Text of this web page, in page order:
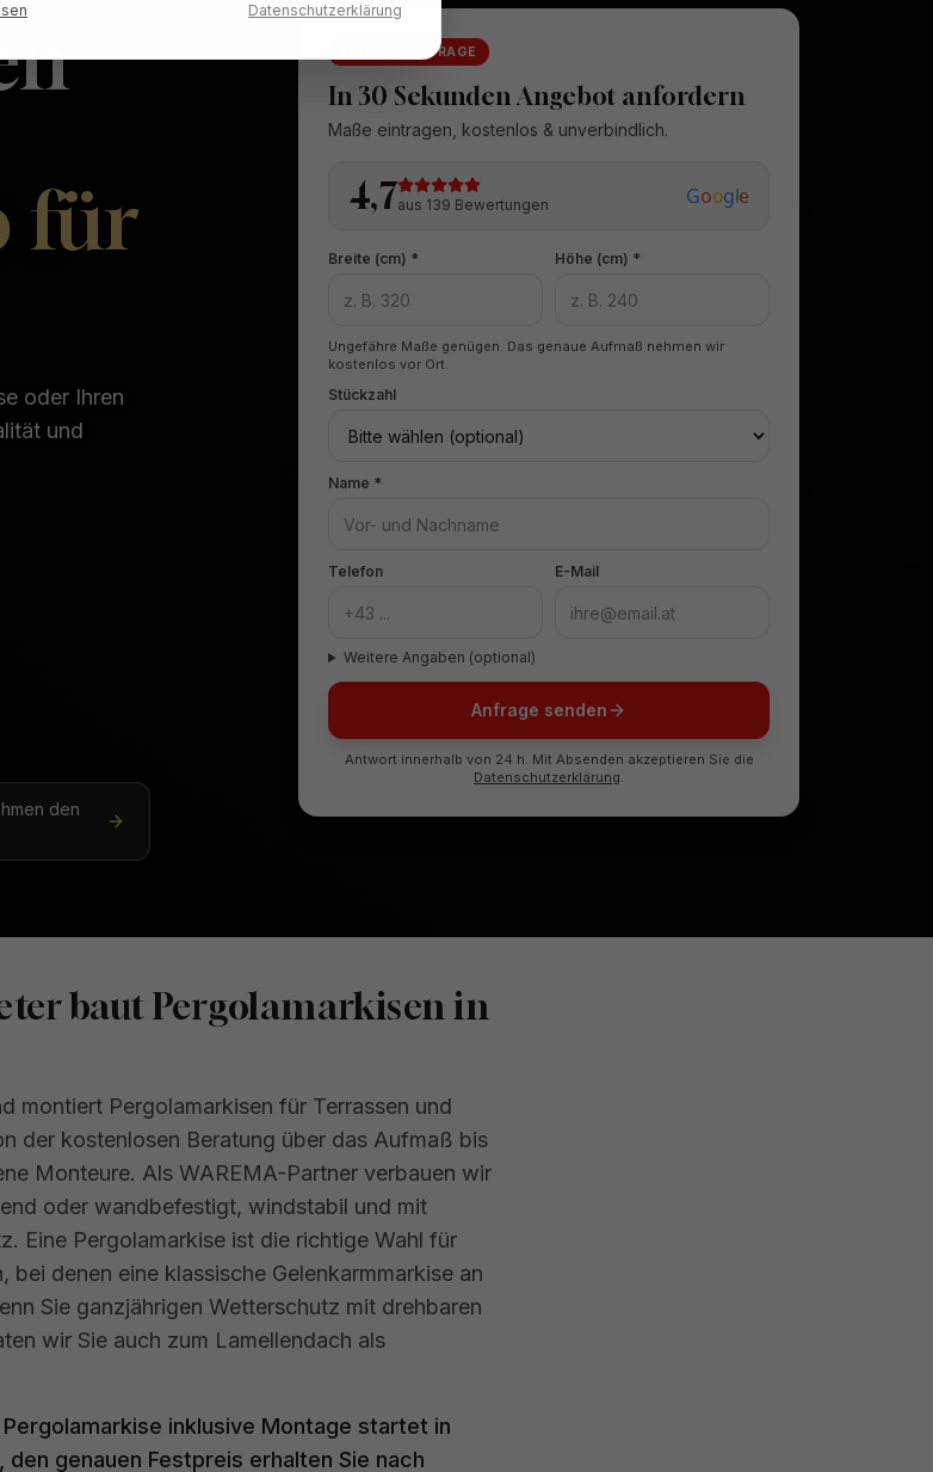
für
oder Ihren
und
SCHNELL-ANFRAGE
In 30 Sekunden Angebot anfordern
Maße eintragen, kostenlos & unverbindlich.
4,7aus 139 Bewertungen Google
Breite (cm) * Höhe (cm) *
Ungefähre Maße genügen. Das genaue Aufmaß nehmen wir
kostenlos vor Ort.
Stückzahl
Name *
Telefon E-Mail
Weitere Angaben (optional)
Anfrage senden
Antwort innerhalb von 24 h. Mit Absenden akzeptieren Sie die
Datenschutzerklärung.
den
baut Pergolamarkisen in
montiert Pergolamarkisen für Terrassen und
der kostenlosen Beratung über das Aufmaß bis
Monteure. Als WAREMA-Partner verbauen wir
oder wandbefestigt, windstabil und mit
Eine Pergolamarkise ist die richtige Wahl für
bei denen eine klassische Gelenkarmmarkise an
Sie ganzjährigen Wetterschutz mit drehbaren
wir Sie auch zum Lamellendach als
inklusive Montage startet in
den genauen Festpreis erhalten Sie nach
Datenschutzerklärung